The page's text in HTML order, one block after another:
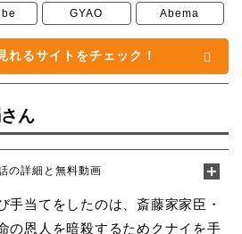
GYAO Abema
れるサイトをチェック！
ん
の詳細と無料動画
手当てをしたのは、斎藤家家臣・
の恩人を暗殺するためクナイを手